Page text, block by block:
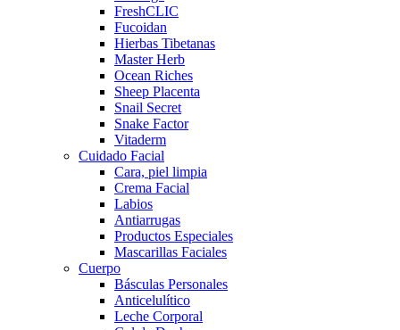
FreshCLIC
Fucoidan
Hierbas Tibetanas
Master Herb
Ocean Riches
Sheep Placenta
Snail Secret
Snake Factor
Vitaderm
Cuidado Facial
Cara, piel limpia
Crema Facial
Labios
Antiarrugas
Productos Especiales
Mascarillas Faciales
Cuerpo
Básculas Personales
Anticelulítico
Leche Corporal